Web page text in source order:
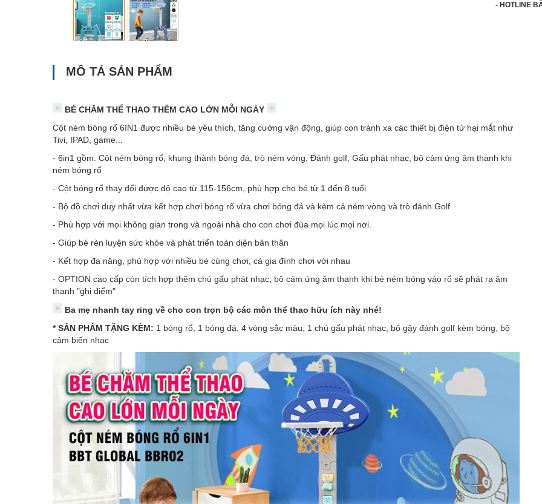
- HOTLINE
MÔ TẢ SẢN PHẨM
BÉ CHĂM THỂ THAO THÊM CAO LỚN MỖI NGÀY
Cột ném bóng rổ 6IN1 được nhiều bé yêu thích, tăng cường vận động, giúp con tránh xa các thiết bị điện tử hại mắt như
Tivi, IPAD, game...
- 6in1 gồm: Cột ném bóng rổ, khung thành bóng đá, trò ném vòng, Đánh golf, Gấu phát nhạc, bộ cảm ứng âm thanh khi
ném bóng rổ
- Cột bóng rổ thay đổi được độ cao từ 115-156cm, phù hợp cho bé từ 1 đến 8 tuổi
- Bộ đồ chơi duy nhất vừa kết hợp chơi bóng rổ vừa chơi bóng đá và kèm cả ném vòng và trò đánh Golf
- Phù hợp với mọi không gian trong và ngoài nhà cho con chơi đùa mọi lúc mọi nơi.
- Giúp bé rèn luyện sức khỏe và phát triển toàn diện bản thân
- Kết hợp đa năng, phù hợp với nhiều bé cùng chơi, cả gia đình chơi với nhau
- OPTION cao cấp còn tích hợp thêm chú gấu phát nhạc, bộ cảm ứng âm thanh khi bé ném bóng vào rổ sẽ phát ra âm
thanh "ghi điểm"
Ba mẹ nhanh tay ring về cho con trọn bộ các môn thể thao hữu ích này nhé!
* SẢN PHẨM TẶNG KÈM: 1 bóng rổ, 1 bóng đá, 4 vòng sắc màu, 1 chú gấu phát nhạc, bộ gậy đánh golf kèm bóng, bộ
cảm biến nhạc